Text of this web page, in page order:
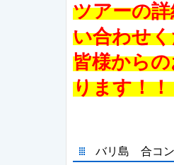
ツアーの
い合わせ
皆様から
ります！
バリ島 合コ